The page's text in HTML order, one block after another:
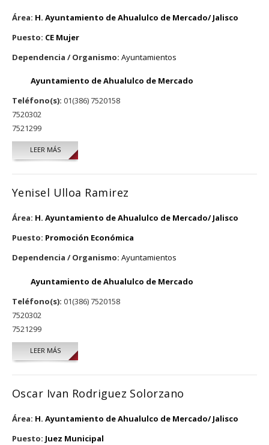
Área: H. Ayuntamiento de Ahualulco de Mercado/ Jalisco
Puesto: CE Mujer
Dependencia / Organismo: Ayuntamientos
Ayuntamiento de Ahualulco de Mercado
Teléfono(s): 01(386) 7520158
7520302
7521299
LEER MÁSSOBRE TERESA FREGOZO PEREZ
Yenisel Ulloa Ramirez
Área: H. Ayuntamiento de Ahualulco de Mercado/ Jalisco
Puesto: Promoción Económica
Dependencia / Organismo: Ayuntamientos
Ayuntamiento de Ahualulco de Mercado
Teléfono(s): 01(386) 7520158
7520302
7521299
LEER MÁSSOBRE YENISEL ULLOA RAMIREZ
Oscar Ivan Rodriguez Solorzano
Área: H. Ayuntamiento de Ahualulco de Mercado/ Jalisco
Puesto: Juez Municipal